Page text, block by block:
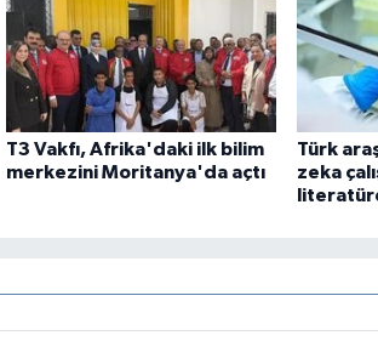
T3 Vakfı, Afrika'daki ilk bilim
merkezini Moritanya'da açtı
Türk
zeka